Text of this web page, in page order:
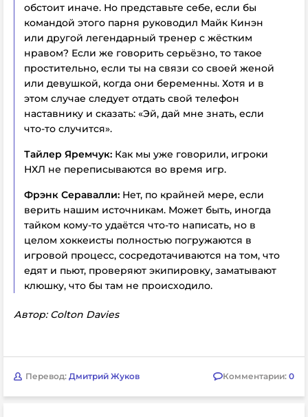
обстоит иначе. Но представьте себе, если бы
командой этого парня руководил Майк Кинэн
или другой легендарный тренер с жёстким
нравом? Если же говорить серьёзно, то такое
простительно, если ты на связи со своей женой
или девушкой, когда они беременны. Хотя и в
этом случае следует отдать свой телефон
наставнику и сказать: «Эй, дай мне знать, если
что-то случится».
Тайлер Яремчук: Как мы уже говорили, игроки
НХЛ не переписываются во время игр.
Фрэнк Серавалли: Нет, по крайней мере, если
верить нашим источникам. Может быть, иногда
тайком кому-то удаётся что-то написать, но в
целом хоккеисты полностью погружаются в
игровой процесс, сосредотачиваются на том, что
едят и пьют, проверяют экипировку, заматывают
клюшку, что бы там не происходило.
Автор: Colton Davies
Перевод: Дмитрий Жуков Комментарии: 0